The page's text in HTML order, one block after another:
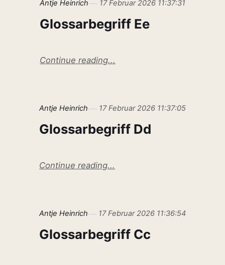
Antje Heinrich 17 Februar 2026 11:37:31
Glossarbegriff Ee
Continue reading...
Antje Heinrich 17 Februar 2026 11:37:05
Glossarbegriff Dd
Continue reading...
Antje Heinrich 17 Februar 2026 11:36:54
Glossarbegriff Cc